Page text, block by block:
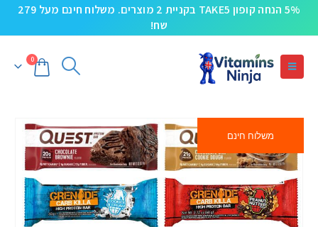
5% הנחה קופון TAKE5 בקניית 2 מוצרים. משלוח חינם מעל 279
שח!
0
משלוח חינם